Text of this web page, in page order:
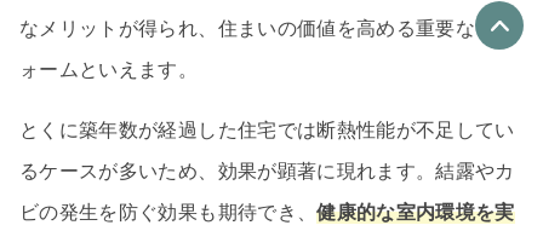
なメリットが得られ、住まいの価値を高める重要なリフ
ォームといえます。
とくに築年数が経過した住宅では断熱性能が不足してい
るケースが多いため、効果が顕著に現れます。結露やカ
ビの発生を防ぐ効果も期待でき、健康的な室内環境を実
リフォーム会社紹介を申し込む